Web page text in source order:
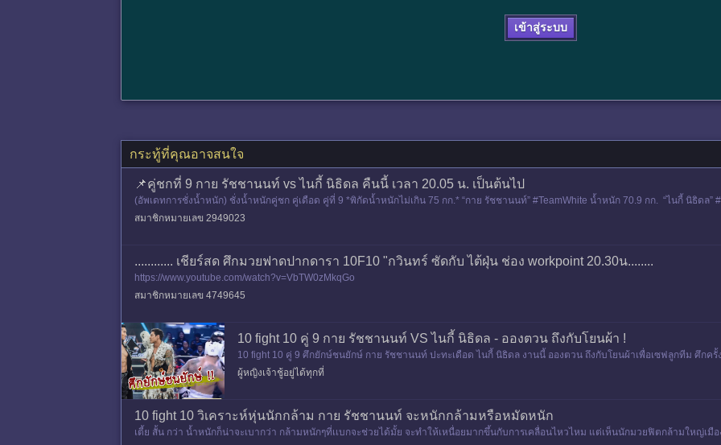
เข้าสู่ระบบ
กระทู้ที่คุณอาจสนใจ
📌คู่ชกที่ 9 กาย รัชชานนท์ vs ไนกี้ นิธิดล คืนนี้ เวลา 20.05 น. เป็นต้นไป
(อัพเดทการชั่งน้ำหนัก) ชั่งน้ำหนักคู่ชก คู่เดือด คู่ที่ 9 *พิกัดน้ำหนักไม่เกิน 75 กก.* “กาย รัชชานนท์” #TeamWhite น้ำหนัก 70.9 กก. “ไนกี้ นิธิดล”
สมาชิกหมายเลข 2949023
............ เชียร์สด ศึกมวยฟาดปากดารา 10F10 "กวินทร์ ซัดกับ ไต้ฝุ่น ช่อง workpoint 20.30น........
https://www.youtube.com/watch?v=VbTW0zMkqGo
สมาชิกหมายเลข 4749645
10 fight 10 คู่ 9 กาย รัชชานนท์ VS ไนกี้ นิธิดล - อองตวน ถึงกับโยนผ้า !
10 fight 10 คู่ 9 ศึกยักษ์ชนยักษ์ กาย รัชชานนท์ ปะทะเดือด ไนกี้ นิธิดล งานนี้ อองตวน ถึงกับโยนผ้าเพื่อเซฟลูกทีม
ผู้หญิงเจ้าชู้อยู่ได้ทุกที่
10 fight 10 วิเคราะห์หุ่นนักกล้าม กาย รัชชานนท์ จะหนักกล้ามหรือหมัดหนัก
เตี้ย สั้น กว่า น้ำหนักก็น่าจะเบากว่า กล้ามหนักๆที่เเบกจะช่วยได้มั้ย จะทำให้เหนื่อยมากขึ้นกับการเคลื่อนไหวไหม แต่เห็นนักมวยฟิตกล้ามใหญ่เมื